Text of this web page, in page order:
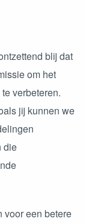
blij dat
om het
verbeteren.
jij kunnen we
die
voor een betere